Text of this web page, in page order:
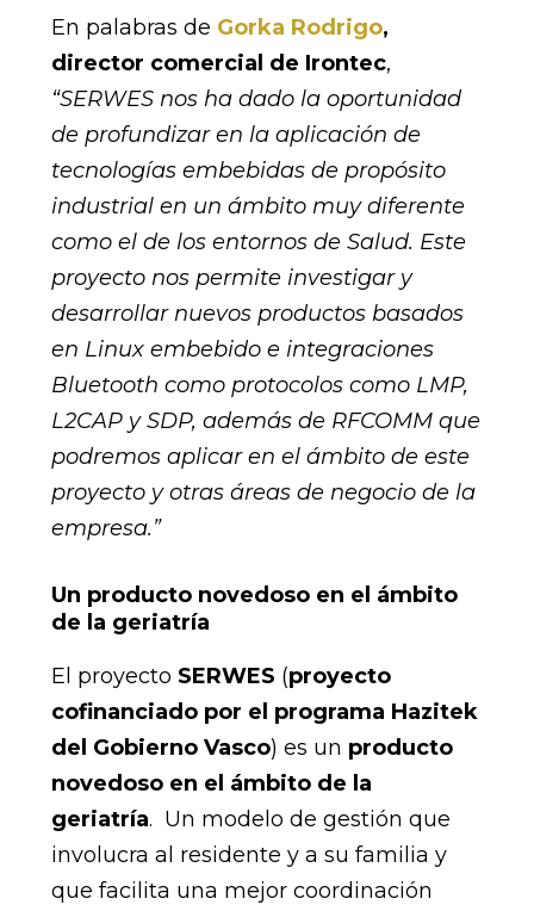
En palabras de Gorka Rodrigo,
director comercial de Irontec,
“SERWES nos ha dado la oportunidad
de profundizar en la aplicación de
tecnologías embebidas de propósito
industrial en un ámbito muy diferente
como el de los entornos de Salud. Este
proyecto nos permite investigar y
desarrollar nuevos productos basados
en Linux embebido e integraciones
Bluetooth como protocolos como LMP,
L2CAP y SDP, además de RFCOMM que
podremos aplicar en el ámbito de este
proyecto y otras áreas de negocio de la
empresa.”
Un producto novedoso en el ámbito
de la geriatría
El proyecto SERWES (proyecto
cofinanciado por el programa Hazitek
del Gobierno Vasco) es un producto
novedoso en el ámbito de la
geriatría. Un modelo de gestión que
involucra al residente y a su familia y
que facilita una mejor coordinación